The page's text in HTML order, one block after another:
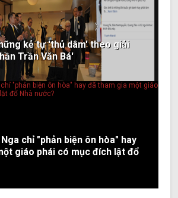
kẻ tự 'thủ dâm' theo giải
Trần Văn Bá'
chỉ "phản biện ôn hòa" hay
giáo phái có mục đích lật đổ